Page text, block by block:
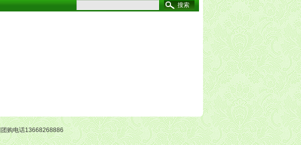
购电话13668268886